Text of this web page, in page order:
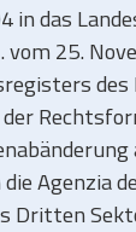
das
25.
Agenzia
Dritten